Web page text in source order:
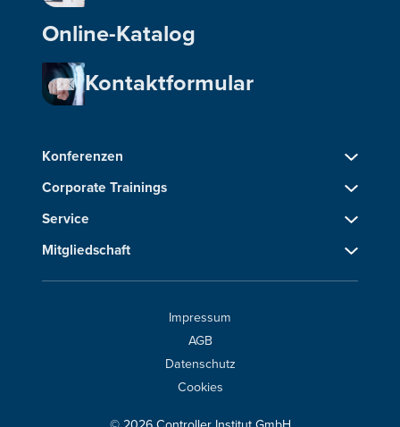
Online-Katalog
Kontaktformular
Konferenzen
Corporate Trainings
Service
Mitgliedschaft
Impressum
AGB
Datenschutz
Cookies